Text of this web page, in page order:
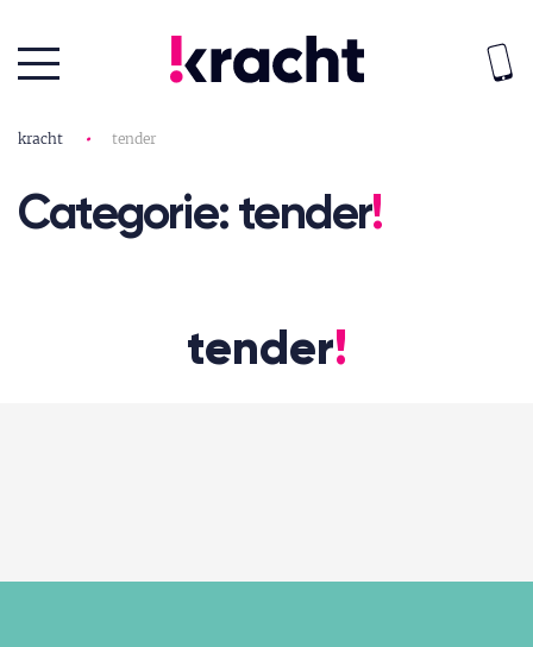
kracht • tender
Categorie: tender!
tender!